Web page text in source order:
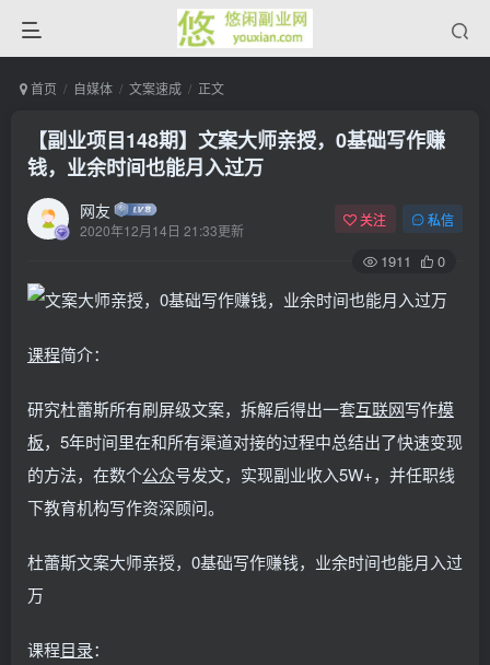
首页 自媒体 文案速成 正文
【副业项目148期】文案大师亲授，0基础写作赚
钱，业余时间也能月入过万
网友
2020年12月14日 21:33更新
关注 私信
1911 0
课程简介：
研究杜蕾斯所有刷屏级文案，拆解后得出一套互联网写作模
板，5年时间里在和所有渠道对接的过程中总结出了快速变现
的方法，在数个公众号发文，实现副业收入5W+，并任职线
下教育机构写作资深顾问。
杜蕾斯文案大师亲授，0基础写作赚钱，业余时间也能月入过
万
课程目录：